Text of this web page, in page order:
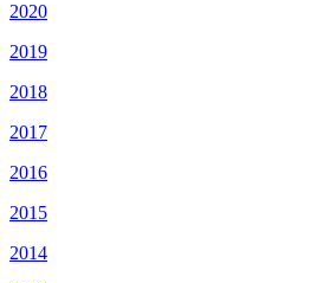
2020
2019
2018
2017
2016
2015
2014